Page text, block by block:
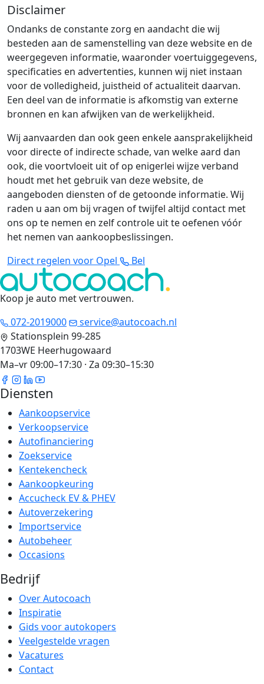
Disclaimer
Ondanks de constante zorg en aandacht die wij
besteden aan de samenstelling van deze website en de
weergegeven informatie, waaronder voertuiggegevens,
specificaties en advertenties, kunnen wij niet instaan
voor de volledigheid, juistheid of actualiteit daarvan.
Een deel van de informatie is afkomstig van externe
bronnen en kan afwijken van de werkelijkheid.
Wij aanvaarden dan ook geen enkele aansprakelijkheid
voor directe of indirecte schade, van welke aard dan
ook, die voortvloeit uit of op enigerlei wijze verband
houdt met het gebruik van deze website, de
aangeboden diensten of de getoonde informatie. Wij
raden u aan om bij vragen of twijfel altijd contact met
ons op te nemen en zelf controle uit te oefenen vóór
het nemen van aankoopbeslissingen.
Direct regelen voor Opel
Bel
Koop je auto met vertrouwen.
072-2019000
service@autocoach.nl
Stationsplein 99-285
1703WE Heerhugowaard
Ma–vr 09:00–17:30 · Za 09:30–15:30
Diensten
Aankoopservice
Verkoopservice
Autofinanciering
Zoekservice
Kentekencheck
Aankoopkeuring
Accucheck EV & PHEV
Autoverzekering
Importservice
Autobeheer
Occasions
Bedrijf
Over Autocoach
Inspiratie
Gids voor autokopers
Veelgestelde vragen
Vacatures
Contact